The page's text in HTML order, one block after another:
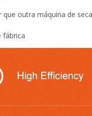
que outra máquina de
fábrica